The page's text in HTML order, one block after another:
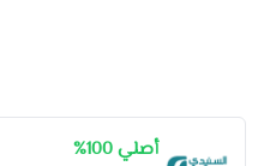
أصلي 100%